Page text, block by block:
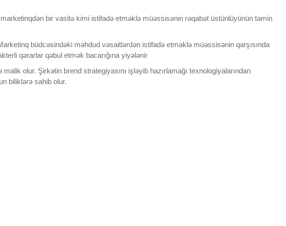
bir vasitə kimi istifadə etməklə müəssisənin rəqabət üstünlüyünün təmin
büdcəsindəki məhdud vəsaitlərdən istifadə etməklə müəssisənin qarşısında
qərarlar qəbul etmək bacarığına yiyələnir
olur. Şirkətin brend strategiyasını işləyib hazırlamağı texnologiyalarından
biliklərə sahib olur.